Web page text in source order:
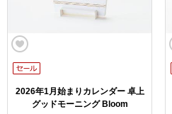
2026年1月始まりカレンダー 卓上
グッドモーニング Bloom